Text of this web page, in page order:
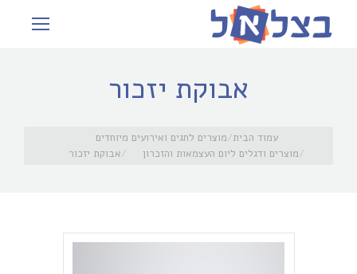
אבוקת יזכור
עמוד הבית מוצרים לחגים ואירועים מיוחדים
מוצרים ודגלים ליום העצמאות והזכרון
אבוקת יזכור